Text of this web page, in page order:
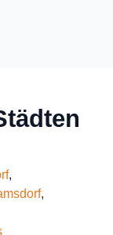
,
,